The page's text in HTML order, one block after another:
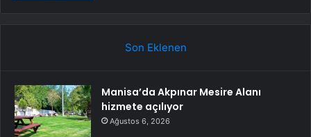
Son Eklenen
Manisa’da Akpınar Mesire Alanı
hizmete açılıyor
Ağustos 6, 2026